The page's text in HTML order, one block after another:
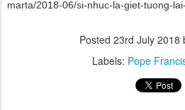
marta/2018-06/si-nhuc-la-giet-tuong-
Posted 23rd July 2018
Labels: Pope